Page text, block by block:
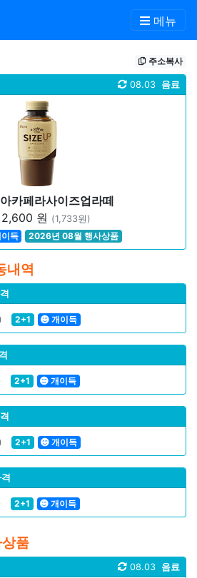
메뉴
주소복사
음료
08.03
카페라사이즈업라떼
2,600 원 (1,733원)
득 2026년 08월 행사상품
내역
2+1 개이득
2+1 개이득
2+1 개이득
2+1 개이득
품
음료
08.03